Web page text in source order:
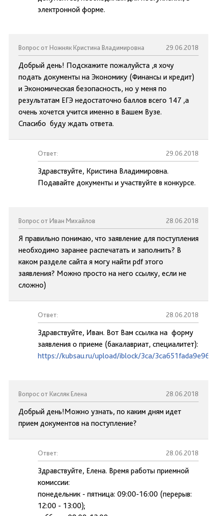
электронной форме.
Вопрос от Ножняк Кристина Владимировна 29.06.2018
Добрый день! Подскажите пожалуйста ,я хочу
подать документы на Экономику (Финансы и кредит)
и Экономическая безопасность, но у меня по
результатам ЕГЭ недостаточно баллов всего 147 ,а
очень хочется учится именно в Вашем Вузе.
Спасибо буду ждать ответа.
Ответ: 29.06.2018
Здравствуйте, Кристина Владимировна.
Подавайте документы и участвуйте в конкурсе.
Вопрос от Иван Михайлов 28.06.2018
Я правильно понимаю, что заявление для поступления
необходимо заранее распечатать и заполнить? В
каком разделе сайта я могу найти pdf этого
заявления? Можно просто на него ссылку, если не
сложно)
Ответ: 28.06.2018
Здравствуйте, Иван. Вот Вам ссылка на форму
заявления о приеме (бакалавриат, специалитет):
https://kubsau.ru/upload/iblock/3ca/
Вопрос от Кисляк Елена 28.06.2018
Добрый день!Можно узнать, по каким дням идет
прием документов на поступление?
Ответ: 28.06.2018
Здравствуйте, Елена. Время работы приемной
комиссии:
понедельник - пятница: 09:00-16:00 (перерыв:
12:00 - 13:00);